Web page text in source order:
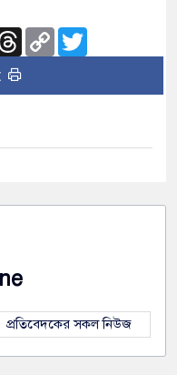
Threads
Copy
Link
প্রতিবেদকের সকল নিউজ